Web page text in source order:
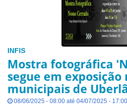
INFIS
Mostra fotográfica
segue em exposição
municipais de
08/06/2025 - 08:00 até 04/07/2025 - 17:00